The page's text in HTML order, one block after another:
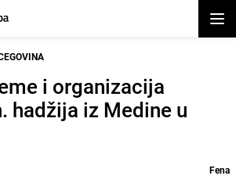
i organizacija
hadžija iz Medine u
Fena